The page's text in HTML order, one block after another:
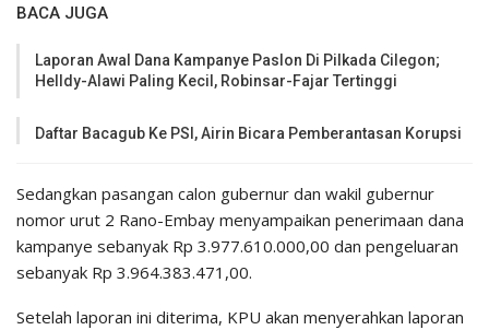
BACA JUGA
Laporan Awal Dana Kampanye Paslon Di Pilkada Cilegon;
Helldy-Alawi Paling Kecil, Robinsar-Fajar Tertinggi
Daftar Bacagub Ke PSI, Airin Bicara Pemberantasan Korupsi
Sedangkan pasangan calon gubernur dan wakil gubernur
nomor urut 2 Rano-Embay menyampaikan penerimaan dana
kampanye sebanyak Rp 3.977.610.000,00 dan pengeluaran
sebanyak Rp 3.964.383.471,00.
Setelah laporan ini diterima, KPU akan menyerahkan laporan